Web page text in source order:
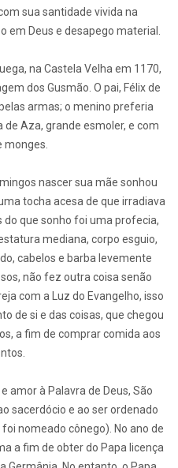
sua santidade vivida na
em Deus e desapego material.
na Castela Velha em 1170,
dos Gusmão. O pai, Félix de
armas; o menino preferia
Aza, grande esmoler, e com
monges.
nascer sua mãe sonhou
tocha acesa de que irradiava
do que sonho foi uma profecia,
mediana, corpo esguio,
cabelos e barba levemente
não fez outra coisa senão
com a Luz do Evangelho, isso
de si e das coisas, que chegou
a fim de comprar comida aos
amor à Palavra de Deus, São
sacerdócio e ao ser ordenado
nomeado cônego). No ano de
a fim de obter do Papa licença